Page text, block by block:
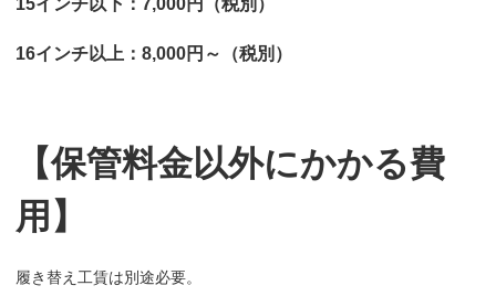
16インチ以上：8,000円～（税別）
【保管料金以外にかかる費
用】
履き替え工賃は別途必要。